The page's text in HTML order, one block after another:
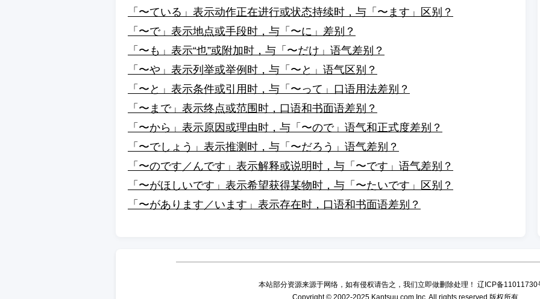
「〜ている」表示动作正在进行或状态持续时，与「〜ます」区别？
「〜で」表示地点或手段时，与「〜に」差别？
「〜も」表示“也”或附加时，与「〜だけ」语气差别？
「〜や」表示列举或举例时，与「〜と」语气区别？
「〜と」表示条件或引用时，与「〜って」口语用法差别？
「〜まで」表示终点或范围时，口语和书面语差别？
「〜から」表示原因或理由时，与「〜ので」语气和正式度差别？
「〜でしょう」表示推测时，与「〜だろう」语气差别？
「〜のです／んです」表示解释或说明时，与「〜です」语气差别？
「〜がほしいです」表示希望获得某物时，与「〜たいです」区别？
「〜があります／います」表示存在时，口语和书面语差别？